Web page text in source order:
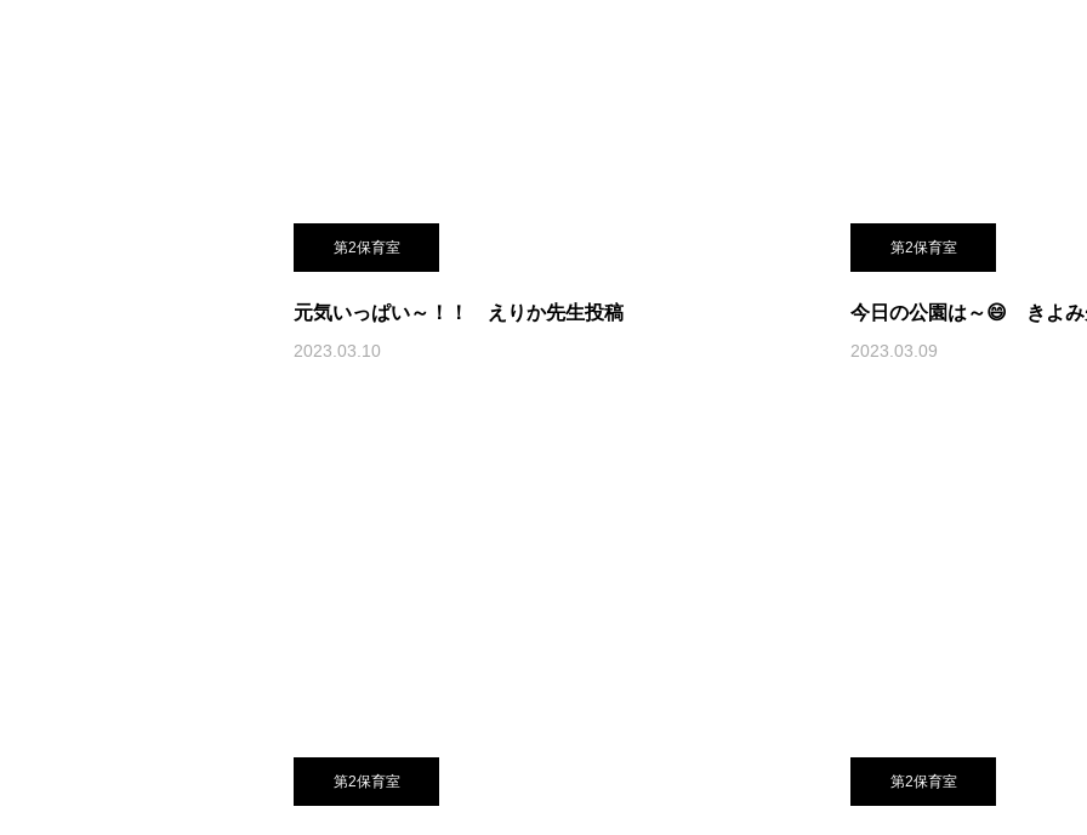
第2保育室
元気いっぱい～！！ えりか先生投稿
2023.03.10
第2保育室
今日の公園は～😄 きよみ
2023.03.09
第2保育室 第2保育室